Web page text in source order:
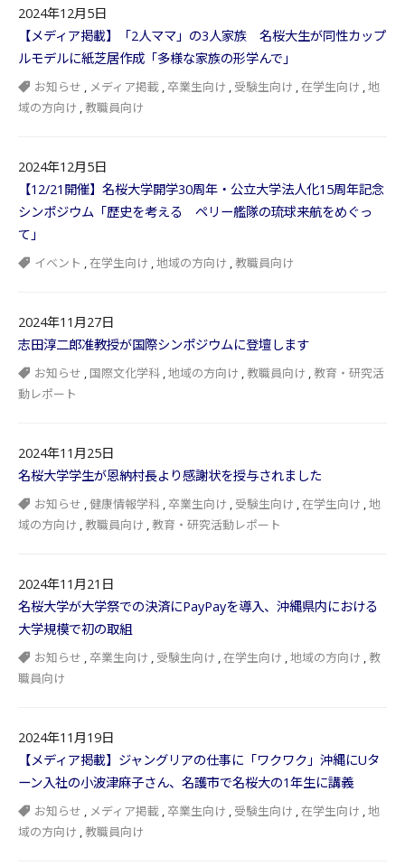
2024年12月5日
【メディア掲載】「2人ママ」の3人家族 名桜大生が同性カップ
ルモデルに紙芝居作成「多様な家族の形学んで」
お知らせ , メディア掲載 ,卒業生向け , 受験生向け ,在学生向け ,地
域の方向け , 教職員向け
2024年12月5日
【12/21開催】名桜大学開学30周年・公立大学法人化15周年記念
シンポジウム「歴史を考える ペリー艦隊の琉球来航をめぐっ
て」
イベント ,在学生向け ,地域の方向け , 教職員向け
2024年11月27日
志田淳二郎准教授が国際シンポジウムに登壇します
お知らせ , 国際文化学科 ,地域の方向け , 教職員向け , 教育・研究活
動レポート
2024年11月25日
名桜大学学生が恩納村長より感謝状を授与されました
お知らせ ,健康情報学科 ,卒業生向け , 受験生向け ,在学生向け ,地
域の方向け , 教職員向け , 教育・研究活動レポート
2024年11月21日
名桜大学が大学祭での決済にPayPayを導入、沖縄県内における
大学規模で初の取組
お知らせ ,卒業生向け , 受験生向け ,在学生向け ,地域の方向け , 教
職員向け
2024年11月19日
【メディア掲載】ジャングリアの仕事に「ワクワク」沖縄にUタ
ーン入社の小波津麻子さん、名護市で名桜大の1年生に講義
お知らせ , メディア掲載 ,卒業生向け , 受験生向け ,在学生向け ,地
域の方向け , 教職員向け